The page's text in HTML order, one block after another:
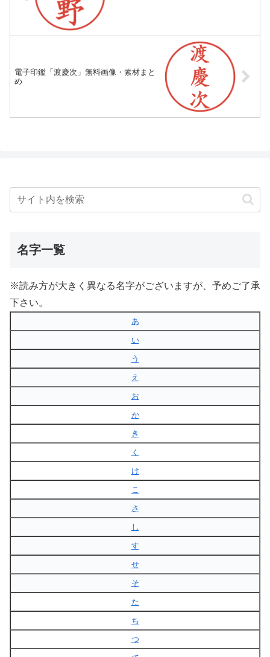
電子印鑑「渡慶次」無料画像・素材まと
め
名字一覧
※読み方が大きく異なる名字がございますが、予めご了承
下さい。
あ
い
う
え
お
か
き
く
け
こ
さ
し
す
せ
そ
た
ち
つ